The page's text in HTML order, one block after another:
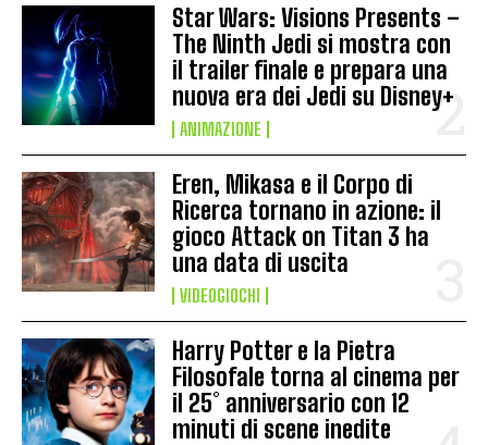
Star Wars: Visions Presents –
The Ninth Jedi si mostra con
il trailer finale e prepara una
nuova era dei Jedi su Disney+
ANIMAZIONE
Eren, Mikasa e il Corpo di
Ricerca tornano in azione: il
gioco Attack on Titan 3 ha
una data di uscita
VIDEOGIOCHI
Harry Potter e la Pietra
Filosofale torna al cinema per
il 25° anniversario con 12
minuti di scene inedite